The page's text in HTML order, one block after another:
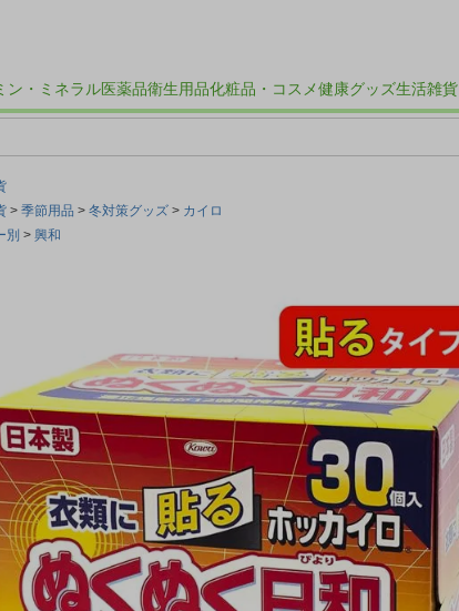
ン・ミネラル医薬品衛生用品化粧品・コスメ健康グッズ生活雑貨
季節用品 冬対策グッズ
カイロ
別
興和